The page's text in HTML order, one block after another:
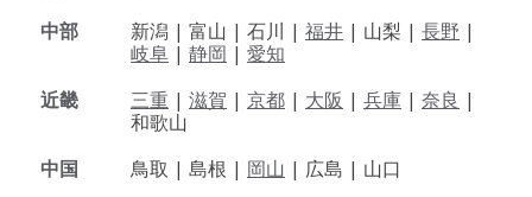
中部
新潟 | 富山 | 石川 | 福井 | 山梨 | 長野 |
岐阜 | 静岡 | 愛知
近畿
三重 | 滋賀 | 京都 | 大阪 | 兵庫 | 奈良 |
和歌山
中国
鳥取 | 島根 | 岡山 | 広島 | 山口